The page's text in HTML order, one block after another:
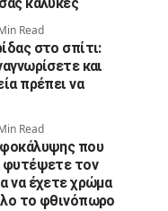
κάλυκες
Read
στο σπίτι:
και
πρέπει να
Read
που
φυτέψετε τον
να έχετε χρώμα
το φθινόπωρο